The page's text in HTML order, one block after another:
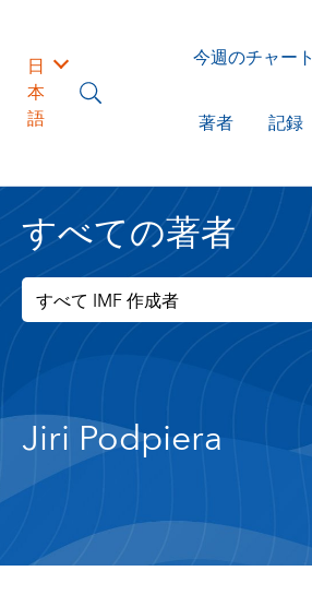
日
本
語
今週のチャート
著者 記録
すべての著者
すべて IMF 作成者
Jiri Podpiera